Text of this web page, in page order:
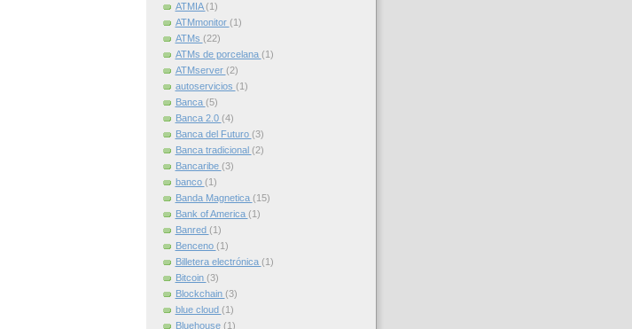
ATMIA(1)
ATMmonitor (1)
ATMs (22)
ATMs de porcelana (1)
ATMserver (2)
autoservicios (1)
Banca (5)
Banca 2.0 (4)
Banca del Futuro (3)
Banca tradicional (2)
Bancaribe (3)
banco (1)
Banda Magnetica (15)
Bank of America (1)
Banred (1)
Benceno (1)
Billetera electrónica (1)
Bitcoin (3)
Blockchain (3)
blue cloud (1)
Bluehouse (1)